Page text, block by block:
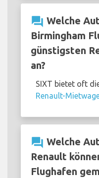
question_answer Welche
Birmingham
günstigsten
an?
SIXT bietet oft
Renault-
question_answer Welche
Renault
Flughafen